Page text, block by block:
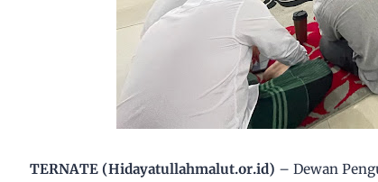
TERNATE (Hidayatullahmalut.or.id) – Dewan